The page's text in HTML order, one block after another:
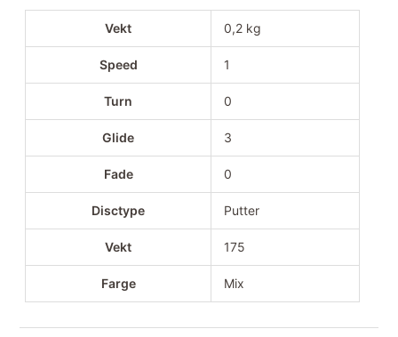
Vekt 0,2 kg
Speed 1
Turn 0
Glide 3
Fade 0
Disctype Putter
Vekt 175
Farge Mix